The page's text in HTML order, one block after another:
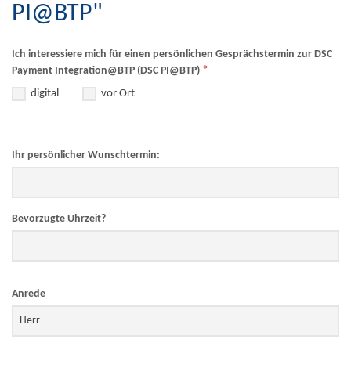
PI@BTP"
Ich interessiere mich für einen persönlichen Gesprächstermin zur DSC
Payment Integration@BTP (DSC PI@BTP) *
digital vor Ort
Ihr persönlicher Wunschtermin:
Bevorzugte Uhrzeit?
Anrede